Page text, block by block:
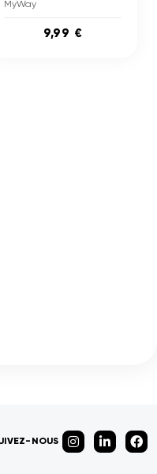
MyWay
9,99 €
NOUS